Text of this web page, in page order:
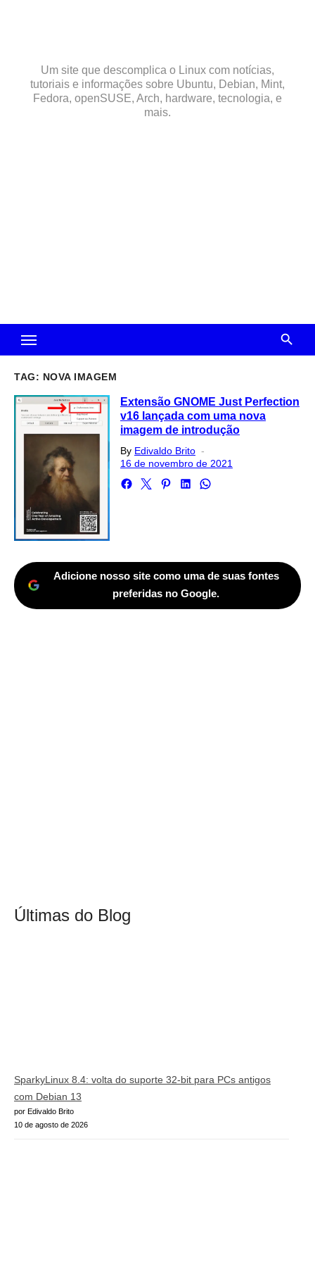
Um site que descomplica o Linux com notícias,
tutoriais e informações sobre Ubuntu, Debian, Mint,
Fedora, openSUSE, Arch, hardware, tecnologia, e
mais.
TAG: NOVA IMAGEM
Extensão GNOME Just Perfection
v16 lançada com uma nova
imagem de introdução
By Edivaldo Brito
on
16 de novembro de 2021
Adicione nosso site como uma de suas fontes
preferidas no Google.
Últimas do Blog
SparkyLinux 8.4: volta do suporte 32-bit para PCs antigos
com Debian 13
por Edivaldo Brito
10 de agosto de 2026